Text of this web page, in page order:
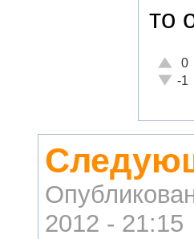
то
0
-1
2012 - 21:15